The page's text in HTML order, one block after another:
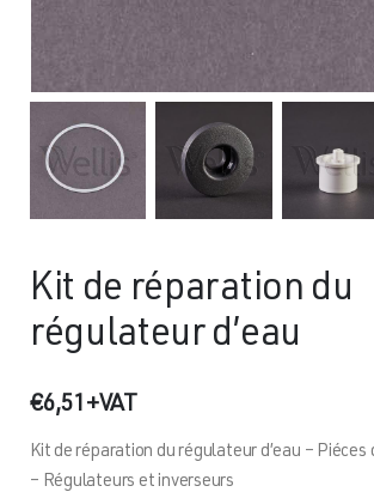
Kit de réparation du
régulateur d’eau
€6,51 +VAT
Kit de réparation du régulateur d’eau –
– Régulateurs et inverseurs